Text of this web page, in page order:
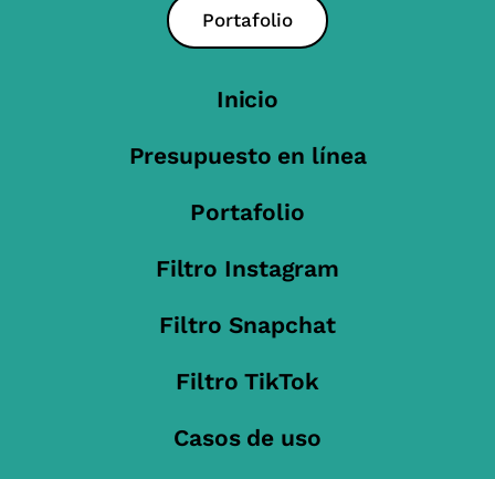
Portafolio
Inicio
Presupuesto en línea
Portafolio
Filtro Instagram
Filtro Snapchat
Filtro TikTok
Casos de uso